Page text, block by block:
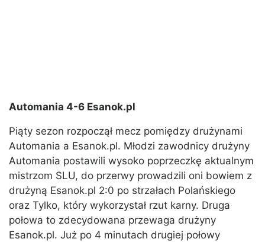
Automania 4-6 Esanok.pl
Piąty sezon rozpoczął mecz pomiędzy drużynami
Automania a Esanok.pl. Młodzi zawodnicy drużyny
Automania postawili wysoko poprzeczkę aktualnym
mistrzom SLU, do przerwy prowadzili oni bowiem z
drużyną Esanok.pl 2:0 po strzałach Polańskiego
oraz Tylko, który wykorzystał rzut karny. Druga
połowa to zdecydowana przewaga drużyny
Esanok.pl. Już po 4 minutach drugiej połowy